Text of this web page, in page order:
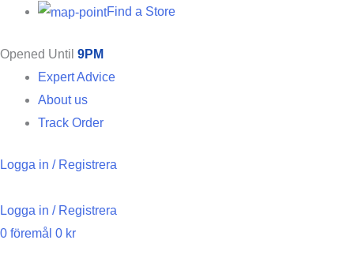
Find a Store
Opened Until 9PM
Expert Advice
About us
Track Order
Logga in / Registrera
Logga in / Registrera
0 föremål 0 kr